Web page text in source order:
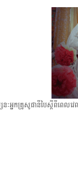
នៈអ្នកគ្រូសូផានី​បៃស្ដីពីពេ